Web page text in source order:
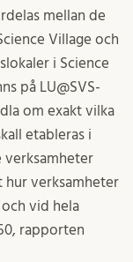
mellan de
Village och
i Science
på LU@SVS-
om exakt vilka
etableras i
verksamheter
hur verksamheter
vid hela
rapporten